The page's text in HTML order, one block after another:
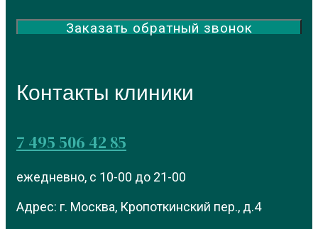
Контакты клиники
7 495 506 42 85
ежедневно, с 10-00 до 21-00
Адрес: г. Москва, Кропоткинский пер., д.4